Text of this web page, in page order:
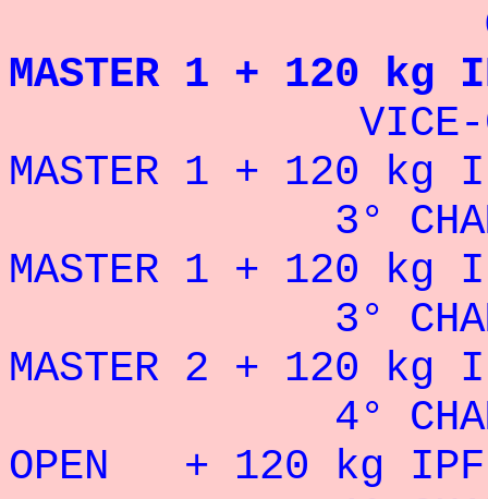
CHAMPION
MASTER 1 + 120 kg
VICE-
MASTER 1 + 120 kg
3°
MASTER 1 + 120
3°
MASTER 2 + 120
4°
OPEN + 120 kg